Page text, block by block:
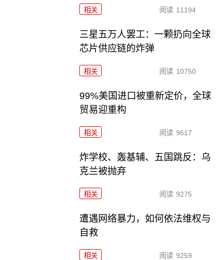
相关 阅读 11194
三星五万人罢工：一颗扔向全球
芯片供应链的炸弹
相关 阅读 10750
99%美国进口被重新定价，全球
贸易迎重构
相关 阅读 9617
炸学校、轰基辅、五国跳反：乌
克兰被抛弃
相关 阅读 9275
遭遇网络暴力，如何依法维权与
自救
相关 阅读 9259